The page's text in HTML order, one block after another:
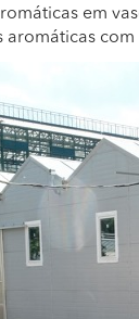
em
aromáticas